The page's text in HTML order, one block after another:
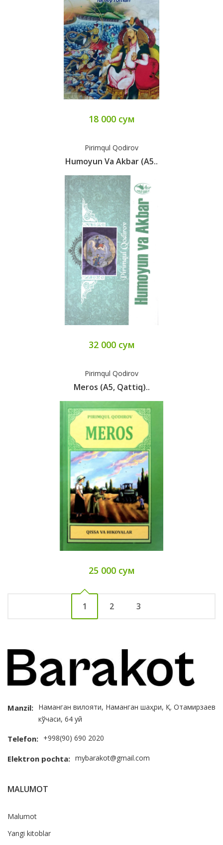
18 000 сум
Pirimqul Qodirov
Humoyun Va Akbar (А5..
32 000 сум
Pirimqul Qodirov
Meros (А5, Qattiq)..
25 000 сум
1 2 3
Manzil: Наманган вилояти, Наманган шаҳри, Қ. Отамирзаев
кўчаси, 64 уй
Telefon: +998(90) 690 2020
Elektron pochta: mybarakot@gmail.com
MALUMOT
Malumot
Yangi kitoblar